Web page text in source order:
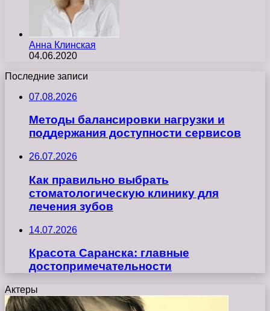
Анна Клинская
04.06.2020
Последние записи
07.08.2026
Методы балансировки нагрузки и
поддержания доступности сервисов
26.07.2026
Как правильно выбрать
стоматологическую клинику для
лечения зубов
14.07.2026
Красота Саранска: главные
достопримечательности
Актеры